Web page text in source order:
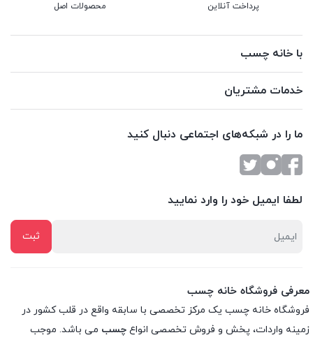
پرداخت آنلاین محصولات اصل
با خانه چسب
خدمات مشتریان
ما را در شبکه‌های اجتماعی دنبال کنید
لطفا ایمیل خود را وارد نمایید
معرفی فروشگاه خانه چسب
فروشگاه خانه چسب یک مرکز تخصصی با سابقه واقع در قلب کشور در
زمینه واردات، پخش و فروش تخصصی انواع چسب می باشد. موجب